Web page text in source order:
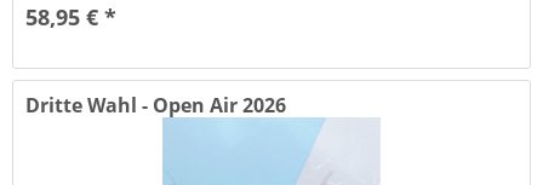
58,95 € *
Dritte Wahl - Open Air 2026